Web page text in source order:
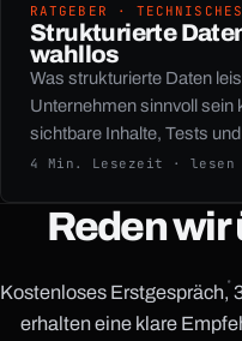
RATGEBER ·
Strukturierte
wahllos
Was strukturierte Daten
Unternehmen sinnvoll sein
sichtbare Inhalte, Tests
4 Min. Lesezeit · lesen
Reden wir
Kostenloses Erstgespräch,
erhalten eine klare